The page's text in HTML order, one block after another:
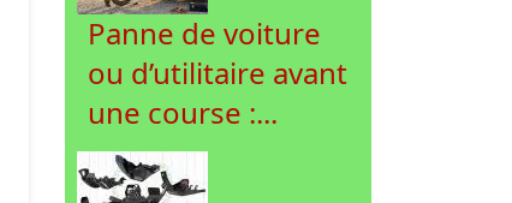
Panne de voiture
ou d’utilitaire avant
une course :...